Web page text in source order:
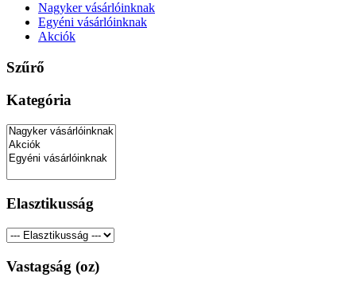
Nagyker vásárlóinknak
Egyéni vásárlóinknak
Akciók
Szűrő
Kategória
Elasztikusság
Vastagság (oz)